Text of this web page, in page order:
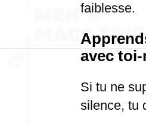
faiblesse.
avec toi-
Si tu ne
silence, tu